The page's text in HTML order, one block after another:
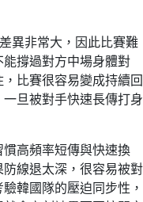
異非常大，因此比賽難
撐過對方中場身體對
比賽很容易變成持續回
旦被對手快速長傳打身
高頻率短傳與快速換
線退太深，很容易被對
韓國隊的壓迫同步性，